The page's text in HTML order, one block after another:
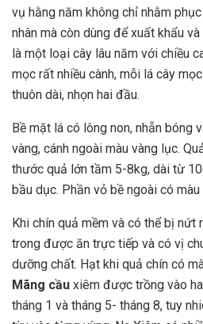
vụ hằng năm không chỉ nhằm
nhân mà còn dùng để xuất khẩu
là một loại cây lâu năm với chiều
mọc rất nhiều cành, mỗi lá cây
thuôn dài, nhọn hai đầu.
Bề mặt lá có lông non, nhẵn bóng
vàng, cánh ngoài màu vàng lục.
thước quả lớn tầm 5-8kg, dài từ
bầu dục. Phần vỏ bề ngoài có màu
Khi chín quả mềm và có thể bị nứt
trong được ăn trực tiếp và có vị
dưỡng chất. Hạt khi quả chín có
Mãng cầu xiêm được trồng vào
tháng 1 và tháng 5- tháng 8, tuy